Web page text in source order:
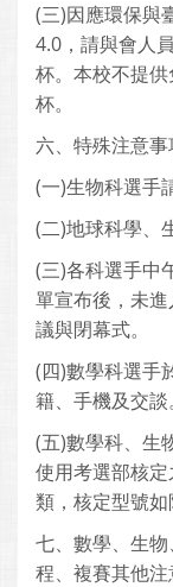
(三)因應環保與
4.0，請與會人
杯。本校不提
杯。
六、特殊注意事
(一)生物科選手
(二)地球科學、
(三)各科選手中
單宣布後，未
議與閉幕式。
(四)數學科選手
籍、手機及交談。
(五)數學科、生
使用考選部核
類，核定型號如
七、數學、生
程、複賽其他注